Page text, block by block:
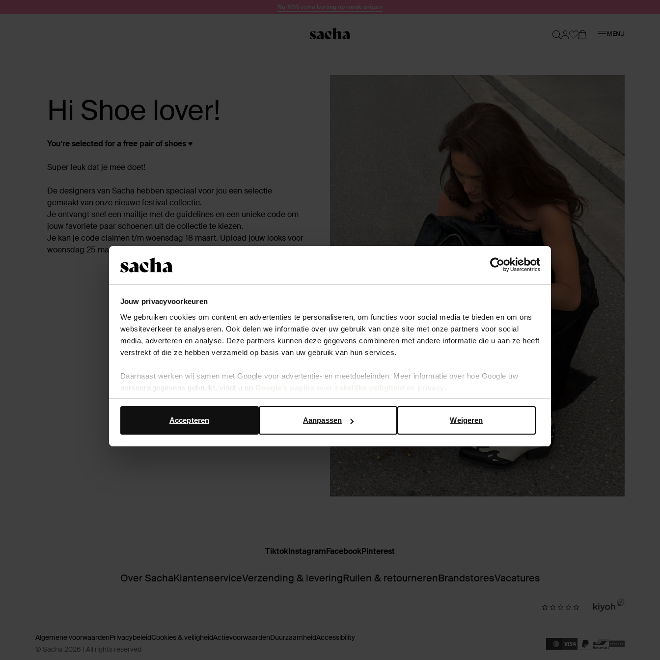
Jouw privacyvoorkeuren
We gebruiken cookies om content en advertenties te personaliseren, om functies voor social media te bieden en om ons
websiteverkeer te analyseren. Ook delen we informatie over uw gebruik van onze site met onze partners voor social
media, adverteren en analyse. Deze partners kunnen deze gegevens combineren met andere informatie die u aan ze heeft
verstrekt of die ze hebben verzameld op basis van uw gebruik van hun services.
Daarnaast werken wij samen met Google voor advertentie- en meetdoeleinden. Meer informatie over hoe Google uw
persoonsgegevens gebruikt, vindt u op
Weigeren
Aanpassen
Accepteren
Nu 10% extra korting op ronde prijzen
MENU
Hi Shoe lover!
You’re selected for a free pair of shoes ♥
Super leuk dat je mee doet!
De designers van Sacha hebben speciaal voor jou een selectie
gemaakt van onze nieuwe festival collectie.
Je ontvangt snel een mailtje met de guidelines en een unieke code om
jouw favoriete paar schoenen uit de collectie te kiezen.
Je kan je code claimen t/m woensdag 18 maart. Upload jouw looks voor
woensdag 25 maart.
Over SachaKlantenserviceVerzending & leveringRuilen & retournerenBrandstoresVacatures
TiktokInstagramFacebookPinterest
Algemene voorwaardenPrivacybeleidCookies & veiligheidActievoorwaardenDuurzaamheidAccessibility
© Sacha 2026 | All rights reserved